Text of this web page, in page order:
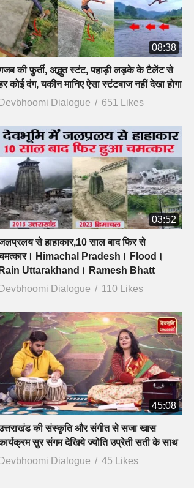
08:38
की फुर्ती, अद्भुत स्टंट, पहाड़ी लड़के के टैलेंट से
कोई दंग, यकीन मानिए ऐसा स्टंटबाज नहीं देखा होगा
Devbhoomi Dialogue
651 Likes
03:52
से हाहाकार,10 साल बाद फिर से
Himachal Pradesh। Flood।
Rain Uttarakhand। Ramesh Bhatt
Devbhoomi Dialogue
110 Likes
45:08
की संस्कृति और संगीत से सजा खास
सुर संगम देखिये ज्योति उप्रेती सती के साथ
Devbhoomi Dialogue
45 Likes